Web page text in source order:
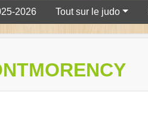
2026 Tout sur le judo